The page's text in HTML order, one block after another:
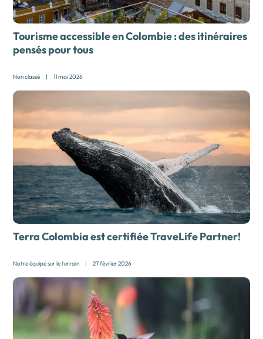
Tourisme accessible en Colombie : des itinéraires
pensés pour tous
Non classé | 11 mai 2026
Terra Colombia est certifiée TraveLife Partner!
Notre équipe sur le terrain | 27 février 2026